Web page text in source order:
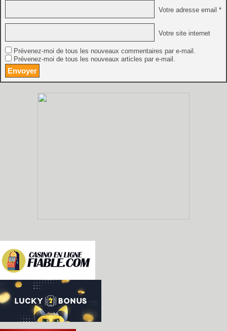
Votre adresse email *
Votre site internet
Prévenez-moi de tous les nouveaux commentaires par e-mail.
Prévenez-moi de tous les nouveaux articles par e-mail.